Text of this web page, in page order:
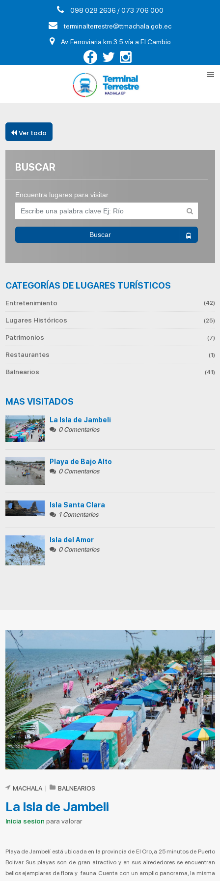
098 028 2636 / 073 706 000
terminalterrestre@ttmachala.gob.ec
Av. Ferroviaria km 3.5 vía a El Cambio
Ver todo
BUSCAR
Encuentra lugares para visitar
Buscar
CATEGORÍAS DE LUGARES TURÍSTICOS
Entretenimiento (42)
Lugares Históricos (25)
Patrimonios (7)
Restaurantes (1)
Balnearios (41)
MAS VISITADOS
La Isla de Jambeli
0 Comentarios
Playa de Bajo Alto
0 Comentarios
Isla Santa Clara
1 Comentarios
Isla del Amor
0 Comentarios
MACHALA | BALNEARIOS
La Isla de Jambeli
Inicia sesion para valorar
Playa de Jambelí está ubicada en la provincia de El Oro, a 25 minutos de Puerto
Bolívar. Sus playas son de gran atractivo y en sus alrededores se encuentran
bellos ejemplares de flora y fauna. Cuenta con un amplio panorama, la misma